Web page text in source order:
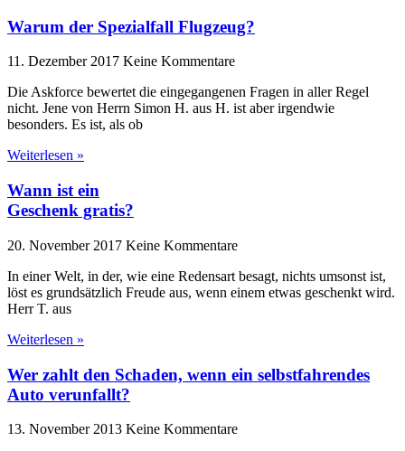
Warum der Spezialfall Flugzeug?
11. Dezember 2017 Keine Kommentare
Die Askforce bewertet die eingegangenen Fragen in aller Regel
nicht. Jene von Herrn Simon H. aus H. ist aber irgendwie
besonders. Es ist, als ob
Weiterlesen »
Wann ist ein
Geschenk gratis?
20. November 2017 Keine Kommentare
In einer Welt, in der, wie eine Redensart besagt, nichts umsonst ist,
löst es grundsätzlich Freude aus, wenn einem etwas geschenkt wird.
Herr T. aus
Weiterlesen »
Wer zahlt den Schaden, wenn ein selbstfahrendes
Auto verunfallt?
13. November 2013 Keine Kommentare